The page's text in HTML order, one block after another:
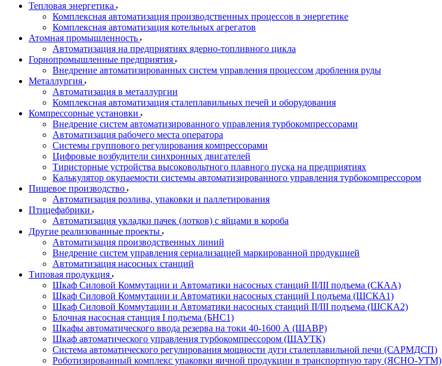
Тепловая энергетика
Комплексная автоматизация производственных процессов в энергетике
Комплексная автоматизация котельных агрегатов
Атомная промышленность
Автоматизация на предприятиях ядерно-топливного цикла
Горнопромышленные предприятия
Внедрение автоматизированных систем управления процессом дробления руды
Металлургия
Автоматизация в металлургии
Комплексная автоматизация сталеплавильных печей и оборудования
Компрессорные установки
Внедрение систем автоматизированного управления турбокомпрессорами
Автоматизация рабочего места оператора
Системы группового регулирования компрессорами
Цифровые возбудители синхронных двигателей
Тиристорные устройства высоковольтного плавного пуска на предприятиях
Калькулятор окупаемости системы автоматизированного управления турбокомпрессором
Пищевое производство
Автоматизация розлива, упаковки и паллетирования
Птицефабрики
Автоматизация укладки пачек (лотков) с яйцами в короба
Другие реализованные проекты
Автоматизация производственных линий
Внедрение систем управления сериализацией маркированной продукцией
Автоматизация насосных станций
Типовая продукция
Шкаф Силовой Коммутации и Автоматики насосных станций II/III подъема (СКАА)
Шкаф Силовой Коммутации и Автоматики насосных станций I подъема (ШСКА1)
Шкаф Силовой Коммутации и Автоматики насосных станций II/III подъема (ШСКА2)
Блочная насосная станция I подъема (БНС1)
Шкафы автоматического ввода резерва на токи 40-1600 А (ШАВР)
Шкаф автоматического управления турбокомпрессором (ШАУТК)
Система автоматического регулирования мощности дуги сталеплавильной печи (САРМДСП)
Роботизированный комплекс упаковки яичной продукции в транспортную тару (ЯСНО-УТМ)